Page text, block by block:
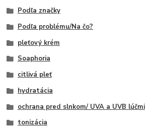
Podľa značky
Podľa problému/Na čo?
pleťový krém
Soaphoria
citlivá pleť
hydratácia
ochrana pred slnkom/ UVA a UVB lúčmi
tonizácia